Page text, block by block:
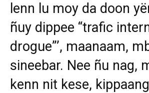
lenn lu moy da doon
ñuy dippee “trafic
drogue”’, maanaam,
sineebar. Nee ñu nag,
kenn nit kese,